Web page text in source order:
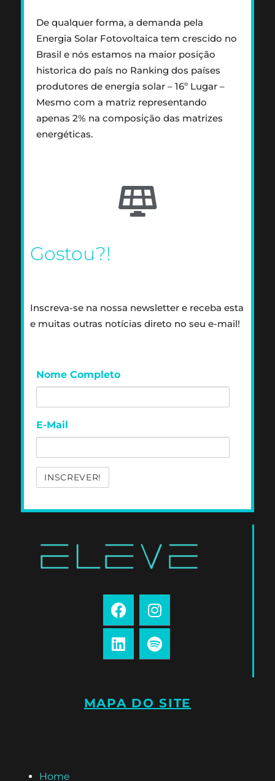
De qualquer forma, a demanda pela
Energia Solar Fotovoltaica tem crescido no
Brasil e nós estamos na maior posição
historica do país no Ranking dos países
produtores de energia solar – 16º Lugar –
Mesmo com a matriz representando
apenas 2% na composição das matrizes
energéticas.
Gostou?!
Inscreva-se na nossa newsletter e receba esta
e muitas outras notícias direto no seu e-mail!
Nome Completo
E-Mail
MAPA DO SITE
Home